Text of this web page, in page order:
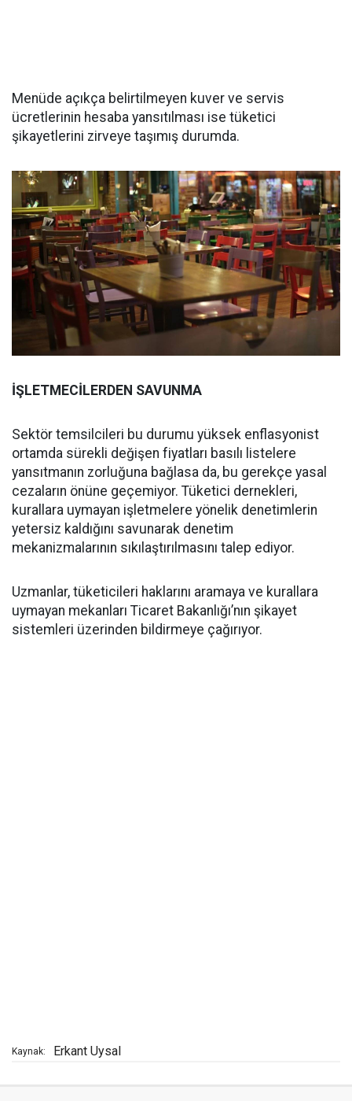
Menüde açıkça belirtilmeyen kuver ve servis
ücretlerinin hesaba yansıtılması ise tüketici
şikayetlerini zirveye taşımış durumda.
İŞLETMECİLERDEN SAVUNMA
Sektör temsilcileri bu durumu yüksek enflasyonist
ortamda sürekli değişen fiyatları basılı listelere
yansıtmanın zorluğuna bağlasa da, bu gerekçe yasal
cezaların önüne geçemiyor. Tüketici dernekleri,
kurallara uymayan işletmelere yönelik denetimlerin
yetersiz kaldığını savunarak denetim
mekanizmalarının sıkılaştırılmasını talep ediyor.
Uzmanlar, tüketicileri haklarını aramaya ve kurallara
uymayan mekanları Ticaret Bakanlığı’nın şikayet
sistemleri üzerinden bildirmeye çağırıyor.
Kaynak: Erkant Uysal